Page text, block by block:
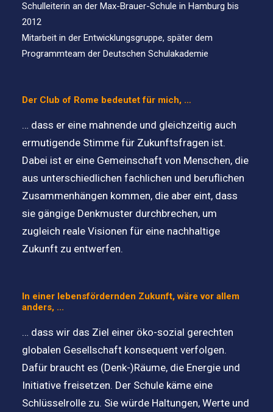
Schulleiterin an der Max-Brauer-Schule in Hamburg bis
2012
Mitarbeit in der Entwicklungsgruppe, später dem
Programmteam der Deutschen Schulakademie
Der Club of Rome bedeutet für mich, …
… dass er eine mahnende und gleichzeitig auch
ermutigende Stimme für Zukunftsfragen ist.
Dabei ist er eine Gemeinschaft von Menschen, die
aus unterschiedlichen fachlichen und beruflichen
Zusammenhängen kommen, die aber eint, dass
sie gängige Denkmuster durchbrechen, um
zugleich reale Visionen für eine nachhaltige
Zukunft zu entwerfen.
In einer lebensfördernden Zukunft, wäre vor allem
anders, ...
… dass wir das Ziel einer öko-sozial gerechten
globalen Gesellschaft konsequent verfolgen.
Dafür braucht es (Denk-)Räume, die Energie und
Initiative freisetzen. Der Schule käme eine
Schlüsselrolle zu. Sie würde Haltungen, Werte und